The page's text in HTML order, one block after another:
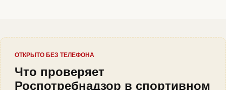
ОТКРЫТО БЕЗ ТЕЛЕФОНА
Что проверяет
Роспотребнадзор в спортивном